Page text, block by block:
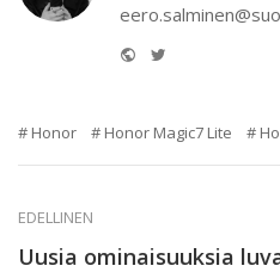
Website
Honor Honor Magic7 Lite
EDELLINEN
Uusia ominaisuuksia